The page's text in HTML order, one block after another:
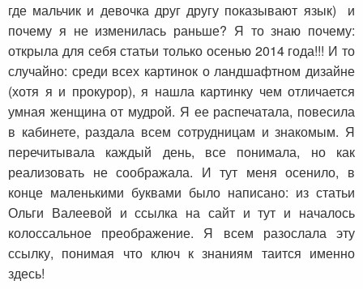
где мальчик и девочка друг другу показывают язык) и
почему я не изменилась раньше? Я то знаю почему:
открыла для себя статьи только осенью 2014 года!!! И то
случайно: среди всех картинок о ландшафтном дизайне
(хотя я и прокурор), я нашла картинку чем отличается
умная женщина от мудрой. Я ее распечатала, повесила
в кабинете, раздала всем сотрудницам и знакомым. Я
перечитывала каждый день, все понимала, но как
реализовать не соображала. И тут меня осенило, в
конце маленькими буквами было написано: из статьи
Ольги Валеевой и ссылка на сайт и тут и началось
колоссальное преображение. Я всем разослала эту
ссылку, понимая что ключ к знаниям таится именно
здесь!